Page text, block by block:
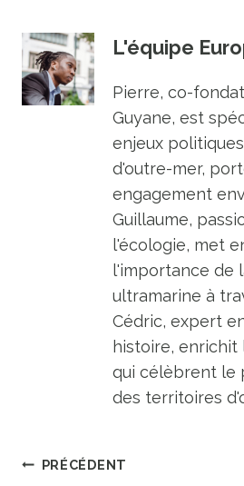
L'équipe
Pierre, co-
Guyane, est
enjeux
d'outre-mer,
engagement
Guillaume,
l'écologie, met
l'importance de
ultramarine à
Cédric, expert
histoire, enrichit
qui célèbrent le
des territoires
Navigation
PRÉCÉDENT